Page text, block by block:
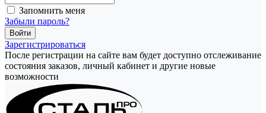
Запомнить меня
Забыли пароль?
Зарегистрироваться
После регистрации на сайте вам будет доступно отслеживание
состояния заказов, личный кабинет и другие новые
возможности